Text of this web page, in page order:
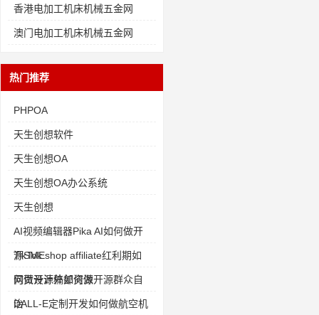
香港电加工机床机械五金网
澳门电加工机床机械五金网
热门推荐
PHPOA
天生创想软件
天生创想OA
天生创想OA办公系统
天生创想
AI视频编辑器Pika AI如何做开
源SME
TikTok shop affiliate红利期如
何做开源外部资源
网页设计稿如何做开源群众自
治
DALL-E定制开发如何做航空机